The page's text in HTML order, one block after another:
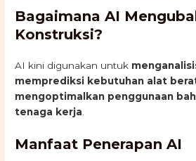
Bagaimana AI
Konstruksi?
AI kini digunakan untuk
memprediksi kebutuhan alat
mengoptimalkan penggunaan
tenaga kerja.
Manfaat Penerapan AI